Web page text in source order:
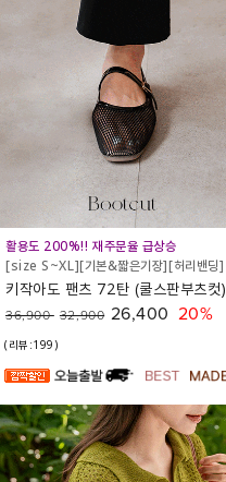
활용도 200%!! 재주문율 급상승
[size S~XL][기본&짧은기장][허리밴딩]
키작아도 팬츠 72탄 (쿨스판부츠컷)
36,900 32,900 26,400 20%
(리뷰:199)